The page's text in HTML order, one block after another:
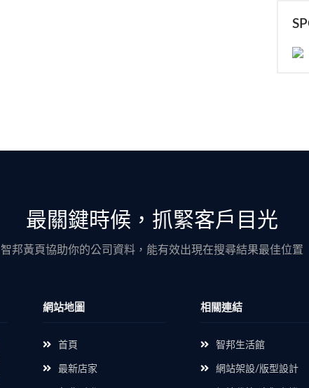
最關鍵時候，抓緊客戶目光
智邦黃頁協助你的公司資料，能有效出現在搜尋結果最佳位置
網站地圖
首頁
最新店家
相關連結
智邦生活館
網站架設/版型設計